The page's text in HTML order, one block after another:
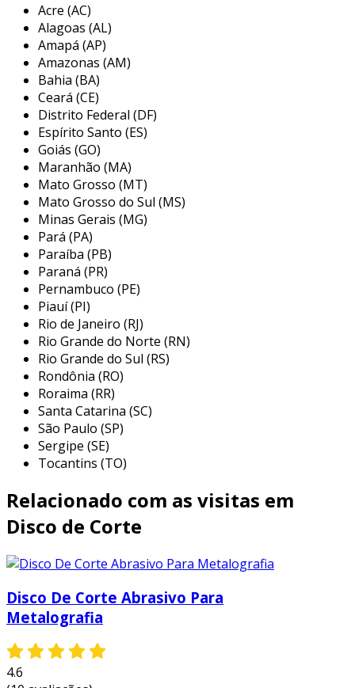
de material, garantindo acabamentos limpos e
sem rebarbas. o uso adequado desses discos é
fundamental para otimizar a produtividade e a
segurança durante as operações de corte.
principais aplicações do disco de
corte inox
os discos de corte inox são versáteis e podem
ser utilizados em várias aplicações, refletindo
sua importância em diferentes áreas. eles são
amplamente utilizados para cortar chapas,
tubos e perfis de aço inox, que são materiais
comuns em diversos projetos. veja a seguir
algumas das principais aplicações:
construção civil:
estruturas metálicas e armaduras,
garantindo eficiência na montagem de
edificações.
indústria automobilística:
para cortar peças e componentes
metálicos, otimizando o processo de
fabricação de veículos.
marcenaria metálica:
em aço inox, como mesas e cadeira,
oferecendo um acabamento diferenciado.
reparos em máquinas e equipamentos
promovendo agilidade e precisão.
de corte inox são indispensáveis em operações
que exigem cortes limpos e seguros,
Acre (AC)
Alagoas (AL)
Amapá (AP)
Amazonas (AM)
Bahia (BA)
Ceará (CE)
Distrito Federal (DF)
Espírito Santo (ES)
Goiás (GO)
Maranhão (MA)
Mato Grosso (MT)
Mato Grosso do Sul (MS)
Minas Gerais (MG)
Pará (PA)
Paraíba (PB)
Paraná (PR)
Pernambuco (PE)
Piauí (PI)
Rio de Janeiro (RJ)
Rio Grande do Norte (RN)
Rio Grande do Sul (RS)
Rondônia (RO)
Roraima (RR)
Santa Catarina (SC)
São Paulo (SP)
Sergipe (SE)
Tocantins (TO)
Relacionado com as visitas em
Disco de Corte
Disco De Corte Abrasivo Para
Metalografia
4.6